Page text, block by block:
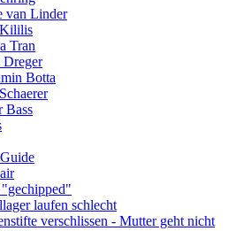
van Linder
Tran
Dreger
Botta
Bass
laufen schlecht
verschlissen - Mutter geht nicht